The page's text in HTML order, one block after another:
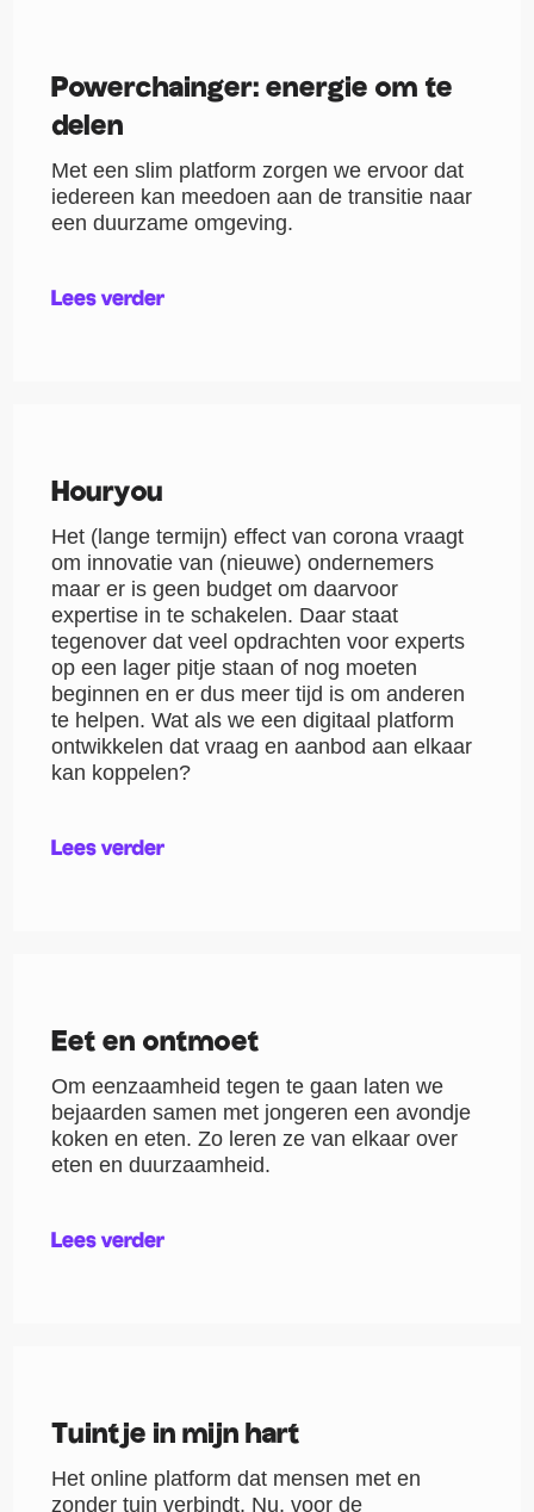
Powerchainger: energie om te
delen
Met een slim platform zorgen we ervoor dat
iedereen kan meedoen aan de transitie naar
een duurzame omgeving.
Lees verder
Houryou
Het (lange termijn) effect van corona vraagt
om innovatie van (nieuwe) ondernemers
maar er is geen budget om daarvoor
expertise in te schakelen. Daar staat
tegenover dat veel opdrachten voor experts
op een lager pitje staan of nog moeten
beginnen en er dus meer tijd is om anderen
te helpen. Wat als we een digitaal platform
ontwikkelen dat vraag en aanbod aan elkaar
kan koppelen?
Lees verder
Eet en ontmoet
Om eenzaamheid tegen te gaan laten we
bejaarden samen met jongeren een avondje
koken en eten. Zo leren ze van elkaar over
eten en duurzaamheid.
Lees verder
Tuintje in mijn hart
Het online platform dat mensen met en
zonder tuin verbindt. Nu, voor de